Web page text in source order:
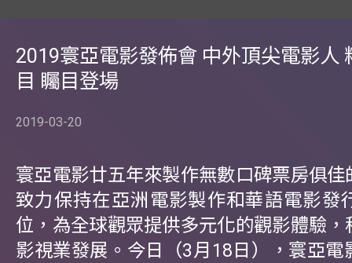
2019寰亞電影發佈會 中外頂尖電影人
目 矚目登場
2019-03-20
寰亞電影廿五年來製作無數口碑票房俱佳
致力保持在亞洲電影製作和華語電影發
位，為全球觀眾提供多元化的觀影體驗，
影視業發展。今日（3月18日），寰亞電